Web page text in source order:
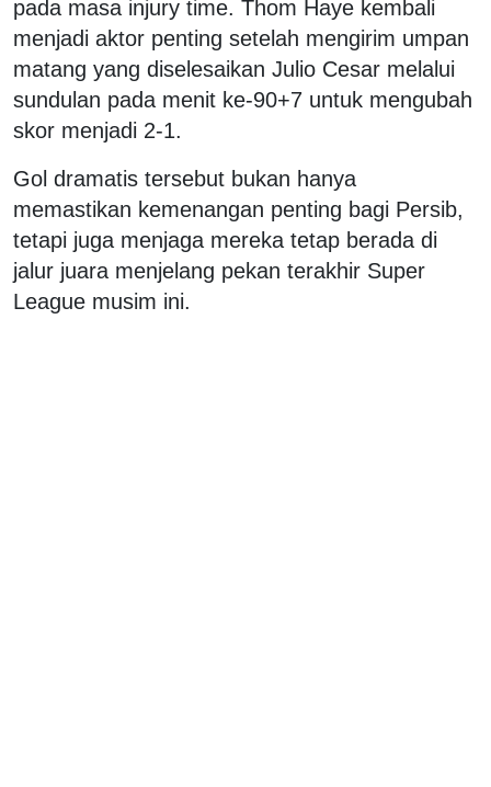
pada masa injury time. Thom Haye kembali
menjadi aktor penting setelah mengirim umpan
matang yang diselesaikan Julio Cesar melalui
sundulan pada menit ke-90+7 untuk mengubah
skor menjadi 2-1.
Gol dramatis tersebut bukan hanya
memastikan kemenangan penting bagi Persib,
tetapi juga menjaga mereka tetap berada di
jalur juara menjelang pekan terakhir Super
League musim ini.